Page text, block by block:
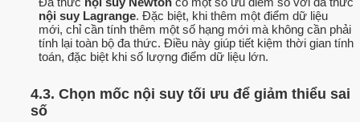
nội suy Lagrange. Đặc biệt, khi thêm một điểm dữ liệu
mới, chỉ cần tính thêm một số hạng mới mà không cần phải
tính lại toàn bộ đa thức. Điều này giúp tiết kiệm thời gian tính
toán, đặc biệt khi số lượng điểm dữ liệu lớn.
4.3. Chọn mốc nội suy tối ưu để giảm thiểu sai
số